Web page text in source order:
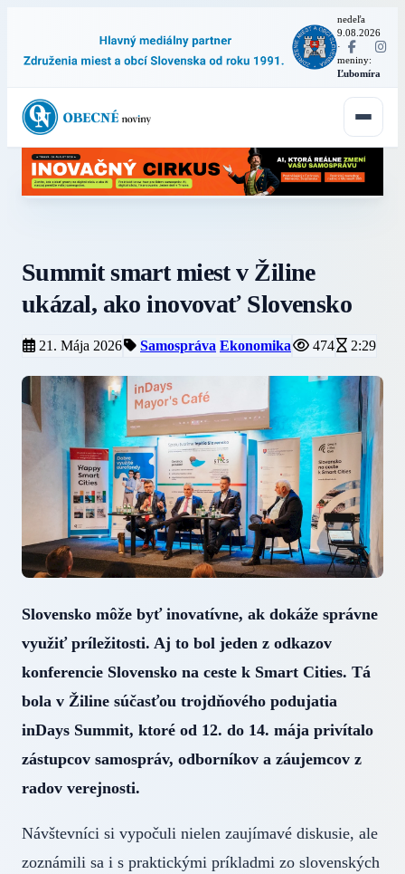
nedeľa
9.08.2026
·
meniny:
Ľubomíra
Summit smart miest v Žiline
ukázal, ako inovovať Slovensko
21. Mája 2026 Samospráva Ekonomika 474 2:29
Slovensko môže byť inovatívne, ak dokáže správne
využiť príležitosti. Aj to bol jeden z odkazov
konferencie Slovensko na ceste k Smart Cities. Tá
bola v Žiline súčasťou trojdňového podujatia
inDays Summit, ktoré od 12. do 14. mája privítalo
zástupcov samospráv, odborníkov a záujemcov z
radov verejnosti.
Návštevníci si vypočuli nielen zaujímavé diskusie, ale
zoznámili sa i s praktickými príkladmi zo slovenských